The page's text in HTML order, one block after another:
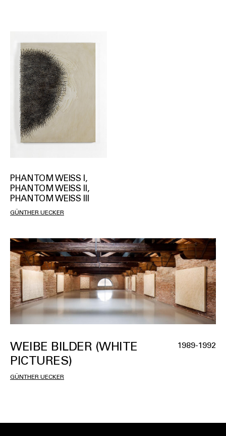
PHANTOM WEISS I,
PHANTOM WEISS II,
PHANTOM WEISS III
GÜNTHER UECKER
WEIBE BILDER (WHITE
PICTURES)
1989-1992
GÜNTHER UECKER